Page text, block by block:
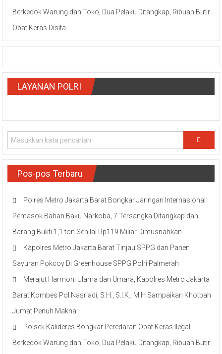
Berkedok Warung dan Toko, Dua Pelaku Ditangkap, Ribuan Butir
Obat Keras Disita
LAYANAN POLRI
Pos-pos Terbaru
Polres Metro Jakarta Barat Bongkar Jaringan Internasional
Pemasok Bahan Baku Narkoba, 7 Tersangka Ditangkap dan
Barang Bukti 1,1 ton Senilai Rp119 Miliar Dimusnahkan
Kapolres Metro Jakarta Barat Tinjau SPPG dan Panen
Sayuran Pokcoy Di Greenhouse SPPG Polri Palmerah
Merajut Harmoni Ulama dan Umara, Kapolres Metro Jakarta
Barat Kombes Pol Nasriadi, S.H., S.I.K., M.H Sampaikan Khotbah
Jumat Penuh Makna
Polsek Kalideres Bongkar Peredaran Obat Keras Ilegal
Berkedok Warung dan Toko, Dua Pelaku Ditangkap, Ribuan Butir